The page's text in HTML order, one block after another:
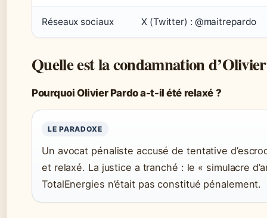
Réseaux sociaux X (Twitter) : @maitrepardo
Quelle est la condamnation
Pourquoi Olivier Pardo a-t-il été relaxé ?
LE PARADOXE
Un avocat pénaliste accusé de tentative
et relaxé. La justice a tranché : le « simulacre
TotalEnergies n’était pas constitué pénalement.